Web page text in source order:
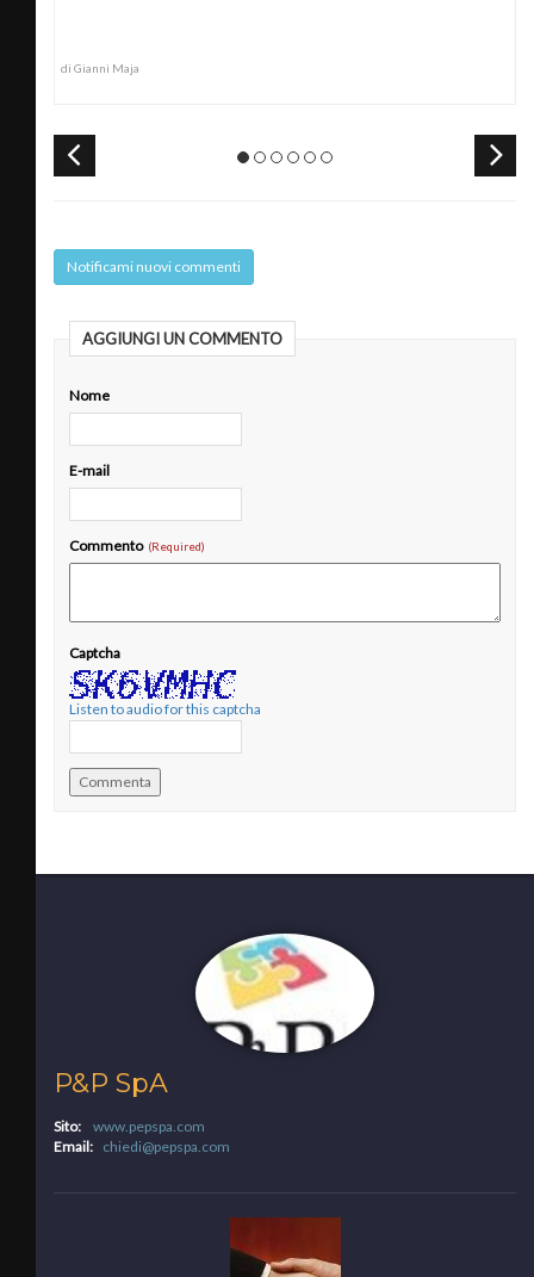
di Gianni Maja
Notificami nuovi commenti
AGGIUNGI UN COMMENTO
Nome
E-mail
Commento
Captcha
Listen to audio for this captcha
P&P SpA
Sito:
www.pepspa.com
Email: chiedi@pepspa.com